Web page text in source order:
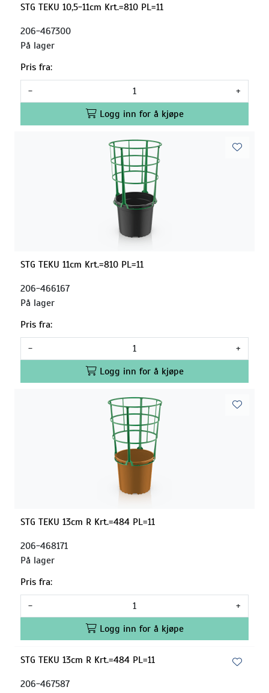
STG TEKU 10,5-11cm Krt.=810 PL=11
206-467300
På lager
Pris fra:
-
+
Logg inn for å kjøpe
STG TEKU 11cm Krt.=810 PL=11
206-466167
På lager
Pris fra:
-
+
Logg inn for å kjøpe
STG TEKU 13cm R Krt.=484 PL=11
206-468171
På lager
Pris fra:
-
+
Logg inn for å kjøpe
STG TEKU 13cm R Krt.=484 PL=11
206-467587